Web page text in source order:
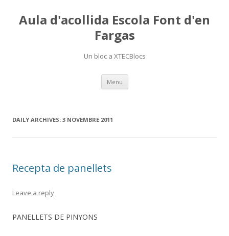
Aula d'acollida Escola Font d'en
Fargas
Un bloc a XTECBlocs
Menu Skip
content
DAILY ARCHIVES: 3 NOVEMBRE 2011
Recepta de panellets
Leave a reply
PANELLETS DE PINYONS